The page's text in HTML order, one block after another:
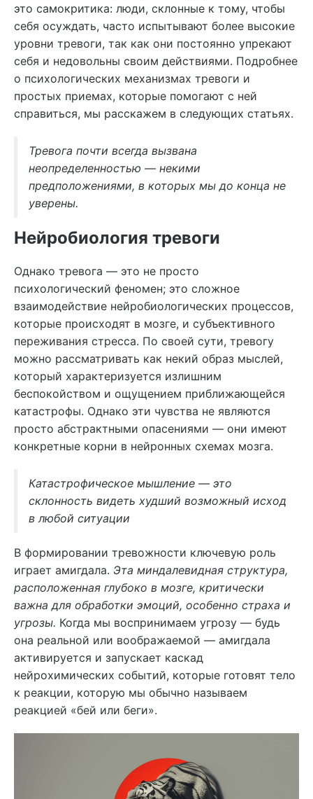
это самокритика: люди, склонные к тому, чтобы
себя осуждать, часто испытывают более высокие
уровни тревоги, так как они постоянно упрекают
себя и недовольны своим действиями. Подробнее
о психологических механизмах тревоги и
простых приемах, которые помогают с ней
справиться, мы расскажем в следующих статьях.
Тревога почти всегда вызвана
неопределенностью — некими
предположениями, в которых мы до конца не
уверены.
Нейробиология тревоги
Однако тревога — это не просто
психологический феномен; это сложное
взаимодействие нейробиологических процессов,
которые происходят в мозге, и субъективного
переживания стресса. По своей сути, тревогу
можно рассматривать как некий образ мыслей,
который характеризуется излишним
беспокойством и ощущением приближающейся
катастрофы. Однако эти чувства не являются
просто абстрактными опасениями — они имеют
конкретные корни в нейронных схемах мозга.
Катастрофическое мышление — это
склонность видеть худший возможный исход
в любой ситуации
В формировании тревожности ключевую роль
играет амигдала. Эта миндалевидная структура,
расположенная глубоко в мозге, критически
важна для обработки эмоций, особенно страха и
угрозы. Когда мы воспринимаем угрозу — будь
она реальной или воображаемой — амигдала
активируется и запускает каскад
нейрохимических событий, которые готовят тело
к реакции, которую мы обычно называем
реакцией «бей или беги».